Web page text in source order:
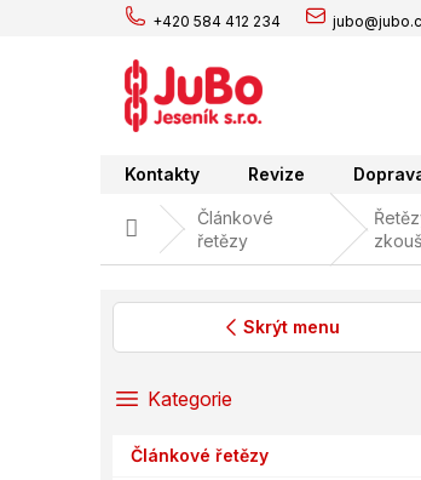
+420 584 412 234
Kontakty Revize
Domů
Článkové
řetězy
Skrýt menu
PřeskočitKategorie
Článkové řetězy